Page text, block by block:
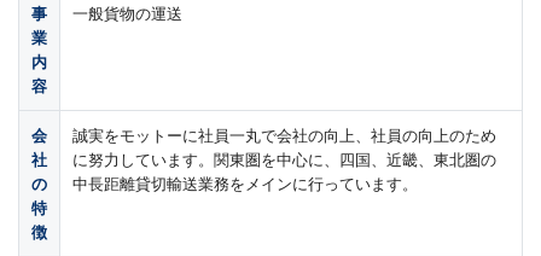
事
業
内
容
一般貨物の運送
会
社
の
特
徴
誠実をモットーに社員一丸で会社の向上、社員の向上のため
に努力しています。関東圏を中心に、四国、近畿、東北圏の
中長距離貸切輸送業務をメインに行っています。